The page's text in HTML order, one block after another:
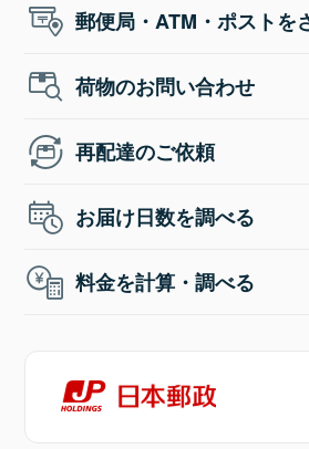
郵便局・ATM・ポストを
荷物のお問い合わせ
再配達のご依頼
お届け日数を調べる
料金を計算・調べる